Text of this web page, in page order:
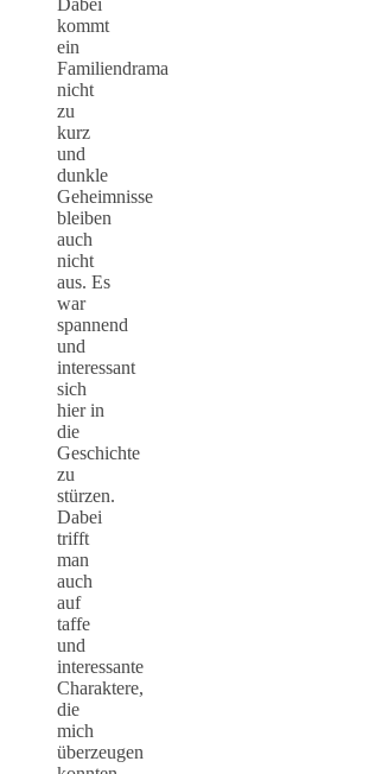
kommt
ein
Familiendrama
nicht
zu
kurz
und
dunkle
Geheimnisse
bleiben
auch
nicht
aus. Es
war
spannend
und
interessant
sich
hier in
die
Geschichte
zu
stürzen.
Dabei
trifft
man
auch
auf
taffe
und
interessante
Charaktere,
die
mich
überzeugen